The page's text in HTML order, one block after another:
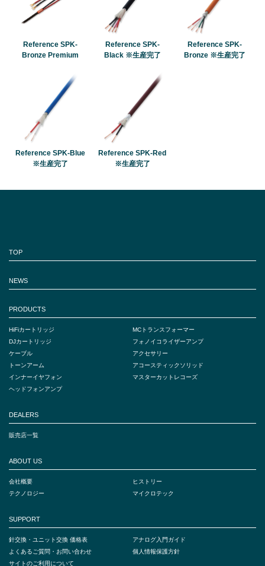
Reference SPK-
Bronze Premium
Reference SPK-
Black ※生産完了
Reference SPK-
Bronze ※生産完了
Reference SPK-Blue
※生産完了
Reference SPK-Red
※生産完了
TOP
NEWS
PRODUCTS
HiFiカートリッジ
DJカートリッジ
ケーブル
トーンアーム
インナーイヤフォン
ヘッドフォンアンプ
MCトランスフォーマー
フォノイコライザーアンプ
アクセサリー
アコースティックソリッド
マスターカットレコーズ
DEALERS
販売店一覧
ABOUT US
会社概要
ヒストリー
テクノロジー
マイクロテック
SUPPORT
針交換・ユニット交換 価格表
アナログ入門ガイド
よくあるご質問・お問い合わせ
個人情報保護方針
サイトのご利用について